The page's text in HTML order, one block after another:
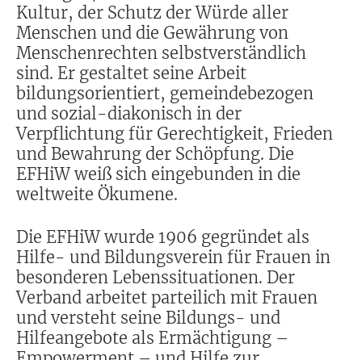
Kultur, der Schutz der Würde aller
Menschen und die Gewährung von
Menschenrechten selbstverständlich
sind. Er gestaltet seine Arbeit
bildungsorientiert, gemeindebezogen
und sozial-diakonisch in der
Verpflichtung für Gerechtigkeit, Frieden
und Bewahrung der Schöpfung. Die
EFHiW weiß sich eingebunden in die
weltweite Ökumene.
Die EFHiW wurde 1906 gegründet als
Hilfe- und Bildungsverein für Frauen in
besonderen Lebenssituationen. Der
Verband arbeitet parteilich mit Frauen
und versteht seine Bildungs- und
Hilfeangebote als Ermächtigung –